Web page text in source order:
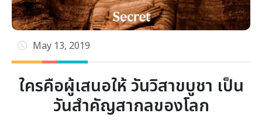
May 13, 2019
ใครคือผู้เสนอให้ วันวิสาขบูชา เป็น
วันสำคัญสากลของโลก